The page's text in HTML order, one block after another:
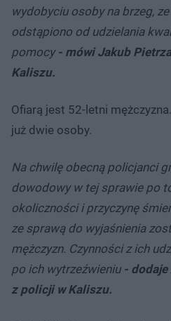
wydobyciu osoby na brzeg,
odstąpiono od udzielania
pomocy - mówi Jakub
Kaliszu.
Ofiarą jest 52-letni
już dwie osoby.
Na chwilę obecną policjanci
dowodowy w tej sprawie po
okoliczności i przyczynę
ze sprawą do wyjaśnienia
mężczyzn. Czynności z ich
po ich wytrzeźwieniu- dodaje
z policji w Kaliszu.